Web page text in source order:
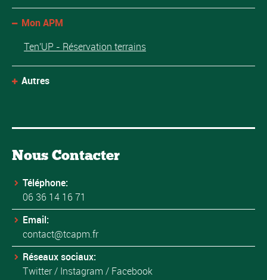
Mon APM
Ten'UP - Réservation terrains
Autres
Nous Contacter
Téléphone:
06 36 14 16 71
Email:
contact@tcapm.fr
Réseaux sociaux:
Twitter/ Instagram / Facebook